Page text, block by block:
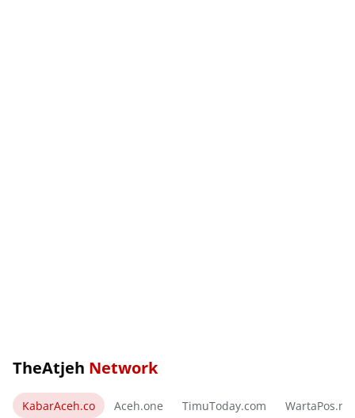
TheAtjeh Network
KabarAceh.co Aceh.one TimuToday.com WartaPos.net